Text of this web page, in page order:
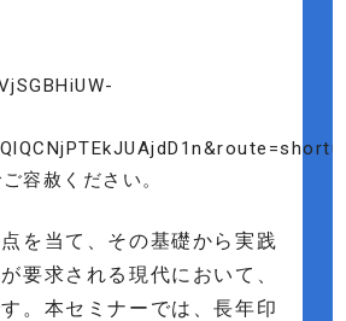
容赦ください。
を当て、その基礎から実践
要求される現代において、
。本セミナーでは、長年印